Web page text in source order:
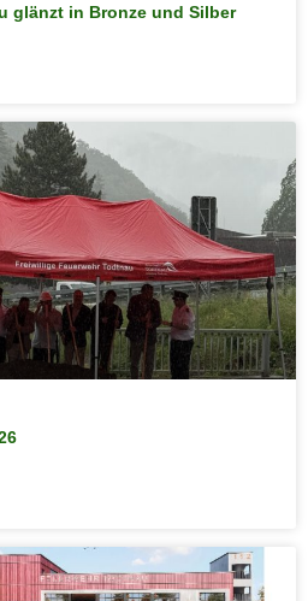
glänzt in Bronze und Silber